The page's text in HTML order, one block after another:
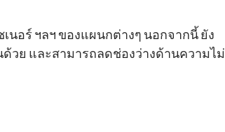
นอร์ ฯลฯ ของแผนกต่างๆ นอกจากนี้ ยัง
วย และสามารถลดช่องว่างด้านความไม่